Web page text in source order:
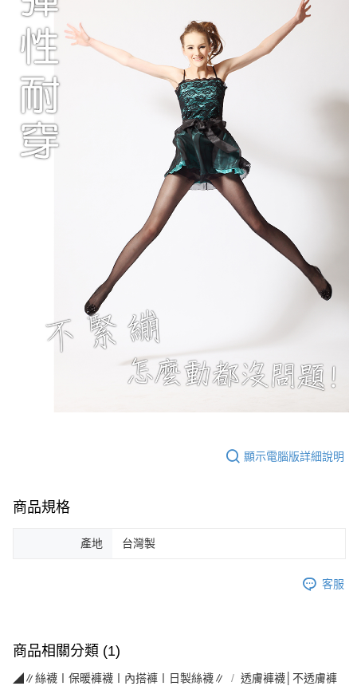
顯示電腦版詳細說明
商品規格
產地 台灣製
客服
商品相關分類 (1)
◢∥絲襪〡保暖褲襪〡內搭褲〡日製絲襪∥ 透膚褲襪│不透膚褲